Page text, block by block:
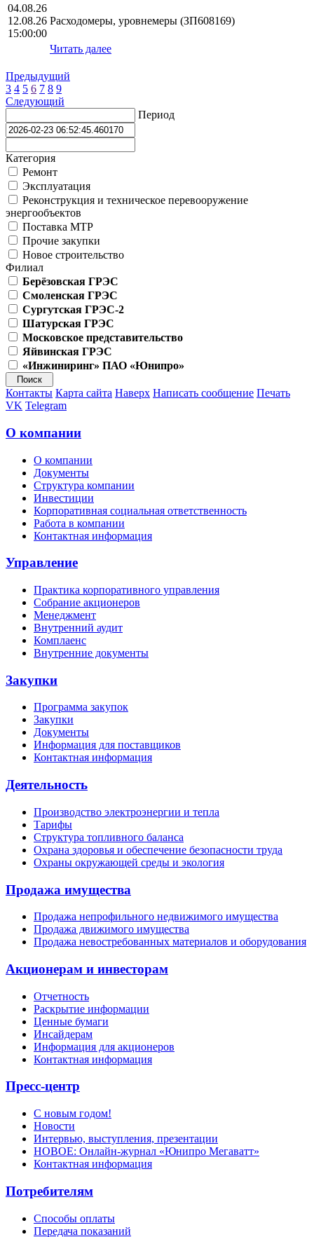
04.08.26
12.08.26
15:00:00
Расходомеры, уровнемеры (ЗП608169)
Читать далее
Предыдущий
3 4 5 6 7 8 9
Следующий
Период
Категория
Ремонт
Эксплуатация
Реконструкция и техническое перевооружение
энергообъектов
Поставка МТР
Прочие закупки
Новое строительство
Филиал
Берёзовская ГРЭС
Смоленская ГРЭС
Сургутская ГРЭС-2
Шатурская ГРЭС
Московское представительство
Яйвинская ГРЭС
«Инжиниринг» ПАО «Юнипро»
Контакты Карта сайта Наверх Написать сообщение Печать
VK Telegram
О компании
О компании
Документы
Структура компании
Инвестиции
Корпоративная социальная ответственность
Работа в компании
Контактная информация
Управление
Практика корпоративного управления
Собрание акционеров
Менеджмент
Внутренний аудит
Комплаенс
Внутренние документы
Закупки
Программа закупок
Закупки
Документы
Информация для поставщиков
Контактная информация
Деятельность
Производство электроэнергии и тепла
Тарифы
Структура топливного баланса
Охрана здоровья и обеспечение безопасности труда
Охраны окружающей среды и экология
Продажа имущества
Продажа непрофильного недвижимого имущества
Продажа движимого имущества
Продажа невостребованных материалов и оборудования
Акционерам и инвесторам
Отчетность
Раскрытие информации
Ценные бумаги
Инсайдерам
Информация для акционеров
Контактная информация
Пресс-центр
С новым годом!
Новости
Интервью, выступления, презентации
НОВОЕ: Онлайн-журнал «Юнипро Мегаватт»
Контактная информация
Потребителям
Способы оплаты
Передача показаний